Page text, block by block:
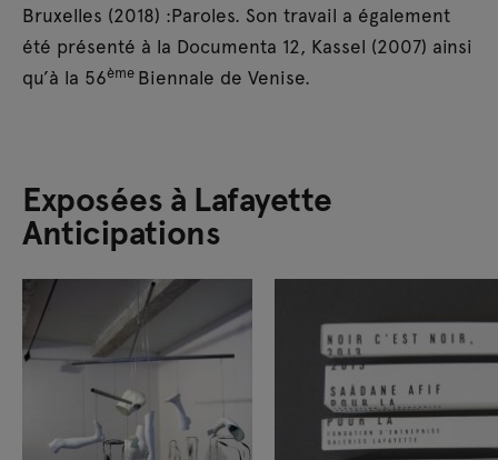
Bruxelles (2018) :Paroles. Son travail a également
été présenté à la Documenta 12, Kassel (2007) ainsi
qu’à la 56ème Biennale de Venise.
Exposées à Lafayette
Anticipations